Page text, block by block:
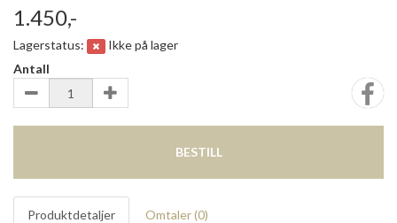
1.450,-
Lagerstatus:
Ikke på lager
Antall
BESTILL
Produktdetaljer Omtaler (0)